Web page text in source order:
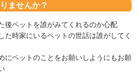
ませんか？
後ペットを誰がみてくれるのか心配
た時家にいるペットの世話は誰がしてく
にペットのことをお願いしようにもお願